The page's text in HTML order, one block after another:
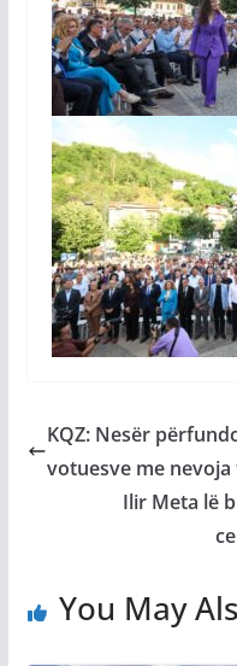
KQZ: Nesër
votuesve me nevoja
Ilir Meta lë
You May